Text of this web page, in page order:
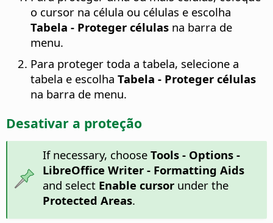
o cursor na célula ou células e escolha
Tabela - Proteger células na barra de
menu.
Para proteger toda a tabela, selecione a
tabela e escolha Tabela - Proteger células
na barra de menu.
Desativar a proteção
If necessary, choose Tools - Options-
LibreOffice Writer - Formatting Aids
and select Enable cursorunder the
Protected Areas.